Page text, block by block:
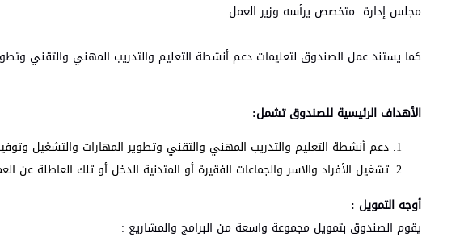
مجلس إدارة متخصص يرأسه وزير العمل.
كما يستند عمل الصندوق لتعليمات دعم أنشطة التعليم والتدريب المهني والتقني وتطوير المهارات لسنة 2025
الأهداف الرئيسية للصندوق تشمل:
دعم أنشطة التعليم والتدريب المهني والتقني وتطوير المهارات والتشغيل
تشغيل الأفراد والاسر والجماعات الفقيرة أو المتدنية الدخل أو تلك العاطلة عن
أوجه التمويل :
يقوم الصندوق بتمويل مجموعة واسعة من البرامج والمشاريع :